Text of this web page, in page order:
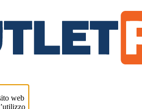
web